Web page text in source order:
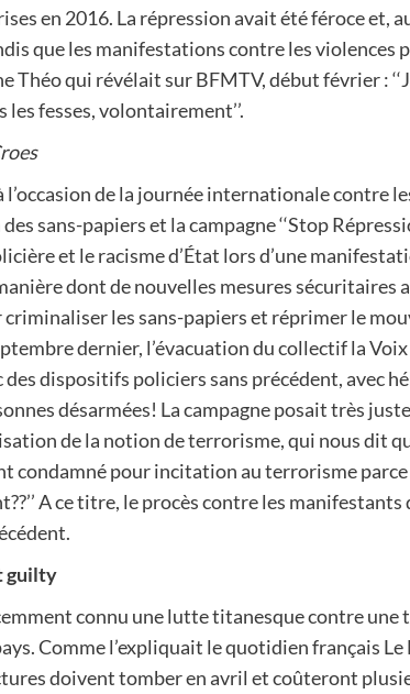
en 2016. La répression avait été féroce et,
que les manifestations contre les violences
Théo qui révélait sur BFMTV, début février :
les fesses, volontairement’’.
l’occasion de la journée internationale contre
sans-papiers et la campagne ‘‘Stop
et le racisme d’État lors d’une
dont de nouvelles mesures sécuritaires
les sans-papiers et réprimer le
dernier, l’évacuation du collectif la Voix
des dispositifs policiers sans précédent, avec
désarmées! La campagne posait très
de la notion de terrorisme, qui nous dit
condamné pour incitation au terrorisme parce
A ce titre, le procès contre les
guilty
connu une lutte titanesque contre une
Comme l’expliquait le quotidien français
doivent tomber en avril et coûteront